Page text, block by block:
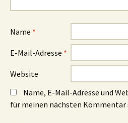
F
s
t
g
f
f
e
t
)
F
r
g
e
t
)
Name *
E-Mail-Adresse *
Website
Name, E-Mail-Adresse und
für meinen nächsten Kommentar